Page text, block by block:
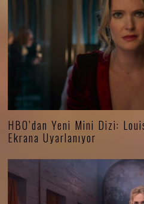
HBO’dan Yeni Mini Dizi:
Ekrana Uyarlanıyor